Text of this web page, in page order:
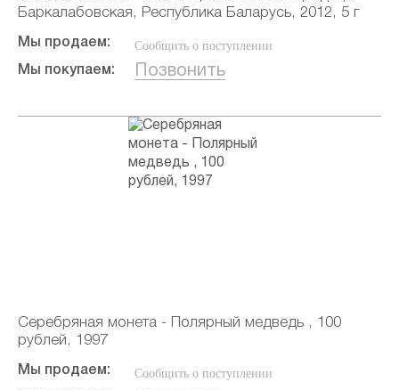
Баркалабовская, Республика Баларусь, 2012, 5 г
Мы продаем: Сообщить о поступлении
Мы покупаем: Позвонить
Серебряная монета - Полярный медведь , 100
рублей, 1997
Мы продаем: Сообщить о поступлении